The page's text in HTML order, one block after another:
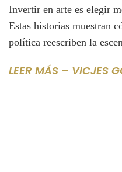
Invertir en arte es elegir
Estas historias muestran
política reescriben la
LEER MÁS – VICJES